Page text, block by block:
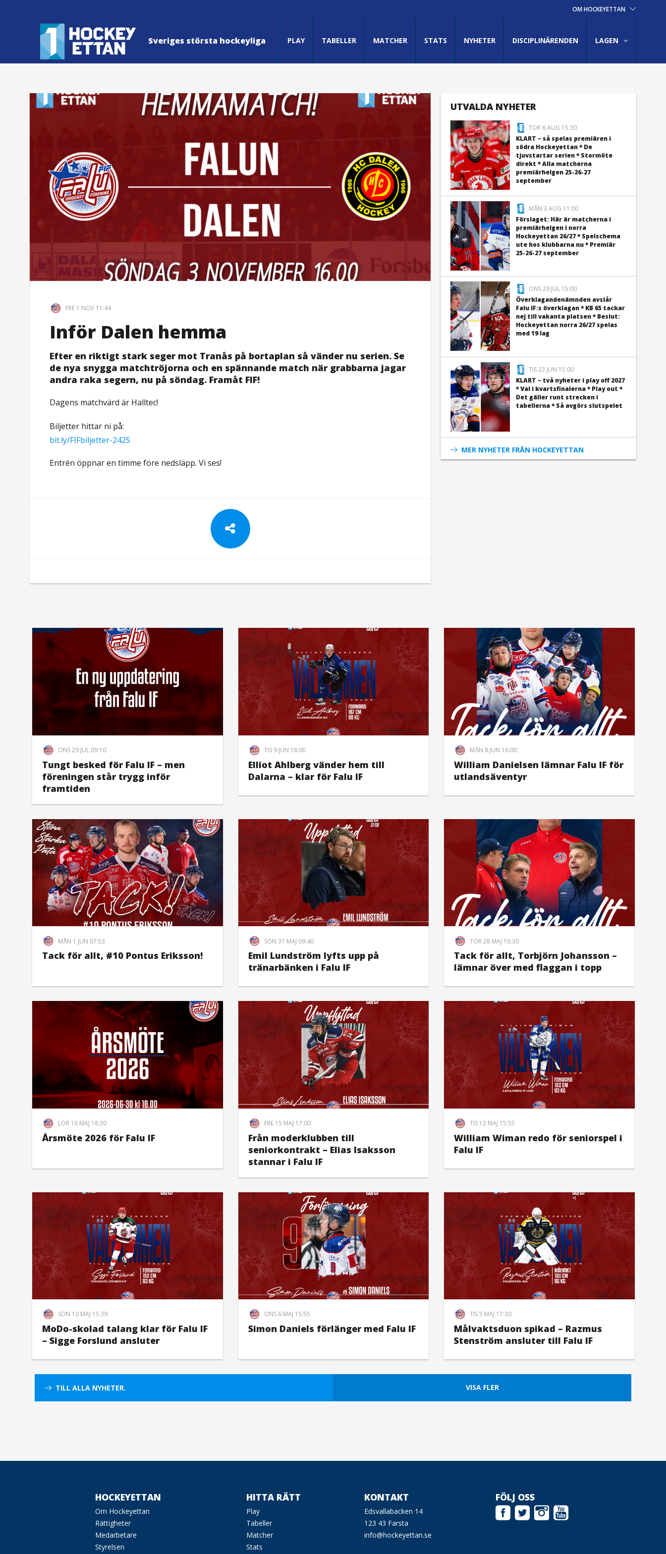
OM HOCKEYETTAN
Sveriges största hockeyliga PLAY TABELLER MATCHER STATS NYHETER DISCIPLINÄRENDEN LAGEN
FRE 1 NOV 11:44
Inför Dalen hemma
Efter en riktigt stark seger mot Tranås på bortaplan så vänder nu serien. Se
de nya snygga matchtröjorna och en spännande match när grabbarna jagar
andra raka segern, nu på söndag. Framåt FIF!
Dagens matchvärd är Halltec!
Biljetter hittar ni på:
bit.ly/FIFbiljetter-2425
Entrén öppnar en timme före nedsläpp. Vi ses!
UTVALDA NYHETER
TOR 6 AUG 15:30
KLART – så spelas premiären i
södra Hockeyettan * De
tjuvstartar serien * Stormöte
direkt * Alla matcherna
premiärhelgen 25-26-27
september
MÅN 3 AUG 11:00
Förslaget: Här är matcherna i
premiärhelgen i norra
Hockeyettan 26/27 * Spelschema
ute hos klubbarna nu * Premiär
25-26-27 september
ONS 29 JUL 15:00
Överklagandenämnden avslår
Falu IF:s överklagan * KB 65 tackar
nej till vakanta platsen * Beslut:
Hockeyettan norra 26/27 spelas
med 19 lag
TIS 23 JUN 15:00
KLART – två nyheter i play off 2027
* Val i kvartsfinalerna * Play out *
Det gäller runt strecken i
tabellerna * Så avgörs slutspelet
MER NYHETER FRÅN HOCKEYETTAN
ONS 29 JUL 09:10
Tungt besked för Falu IF – men
föreningen står trygg inför
framtiden
TIS 9 JUN 18:00
Elliot Ahlberg vänder hem till
Dalarna – klar för Falu IF
MÅN 8 JUN 16:00
William Danielsen lämnar Falu IF för
utlandsäventyr
MÅN 1 JUN 07:53
Tack för allt, #10 Pontus Eriksson!
SÖN 31 MAJ 09:40
Emil Lundström lyfts upp på
tränarbänken i Falu IF
TOR 28 MAJ 16:30
Tack för allt, Torbjörn Johansson –
lämnar över med flaggan i topp
LÖR 16 MAJ 18:30
Årsmöte 2026 för Falu IF
FRE 15 MAJ 17:00
Från moderklubben till
seniorkontrakt – Elias Isaksson
stannar i Falu IF
TIS 12 MAJ 15:55
William Wiman redo för seniorspel i
Falu IF
SÖN 10 MAJ 15:39
MoDo-skolad talang klar för Falu IF
– Sigge Forslund ansluter
ONS 6 MAJ 15:55
Simon Daniels förlänger med Falu IF
TIS 5 MAJ 17:30
Målvaktsduon spikad – Razmus
Stenström ansluter till Falu IF
VISA FLER
TILL ALLA NYHETER.
HOCKEYETTAN
Om Hockeyettan
Rättigheter
Medarbetare
Styrelsen
HITTA RÄTT
Play
Tabeller
Matcher
Stats
KONTAKT
Edsvallabacken 14
123 43 Farsta
info@hockeyettan.se
FÖLJ OSS